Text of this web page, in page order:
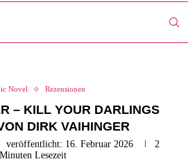
Novel Rezensionen
– KILL YOUR DARLINGS
DIRK VAIHINGER
veröffentlicht: 16. Februar 2026
2
Minuten Lesezeit